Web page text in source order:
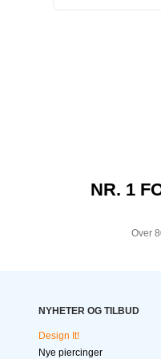
NR. 1
Over
NYHETER OG TILBUD
Design It!
Nye piercinger